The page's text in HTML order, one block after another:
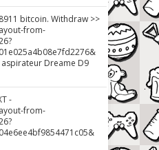
bitcoin. Withdraw >>
from-
Dreame D9
-
from-